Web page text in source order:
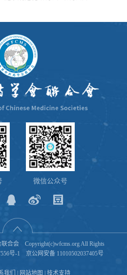
微信公众号
合会 Copyright(c)wfcms.org All Rights
号-1 京公网安备 11010502037405号
我们 网站地图 技术支持